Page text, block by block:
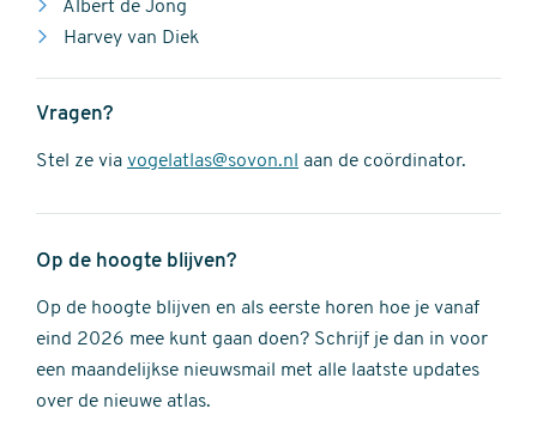
Albert de Jong
Harvey van Diek
Vragen?
Stel ze via vogelatlas@sovon.nl aan de coördinator.
Op de hoogte blijven?
Op de hoogte blijven en als eerste horen hoe je vanaf
eind 2026 mee kunt gaan doen? Schrijf je dan in voor
een maandelijkse nieuwsmail met alle laatste updates
over de nieuwe atlas.